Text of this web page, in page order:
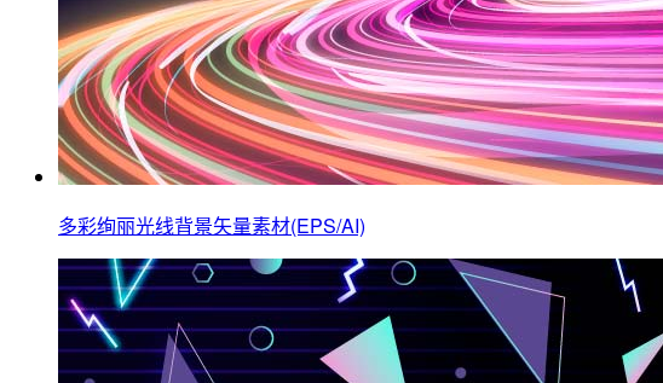
多彩绚丽光线背景矢量素材(EPS/AI)